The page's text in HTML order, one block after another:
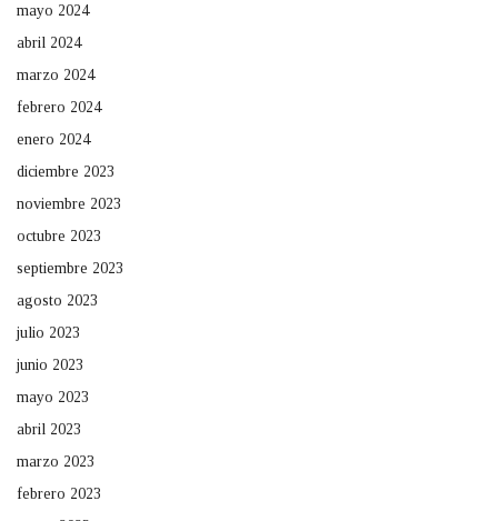
mayo 2024
abril 2024
marzo 2024
febrero 2024
enero 2024
diciembre 2023
noviembre 2023
octubre 2023
septiembre 2023
agosto 2023
julio 2023
junio 2023
mayo 2023
abril 2023
marzo 2023
febrero 2023